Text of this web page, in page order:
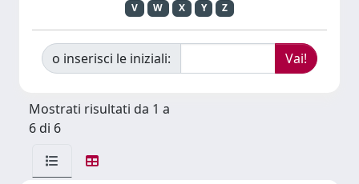
V
W X Y Z
o inserisci le iniziali:
Mostrati risultati da 1 a
6 di 6